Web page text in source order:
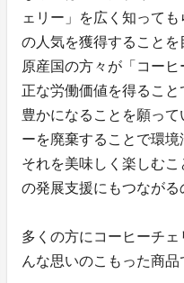
ェリー」を広く知って
の人気を獲得することを
原産国の方々が「コー
正な労働価値を得るこ
豊かになることを願っ
ーを廃棄することで環境
それを美味しく楽しむ
の発展支援にもつながる
多くの方にコーヒーチ
んな思いのこもった商品